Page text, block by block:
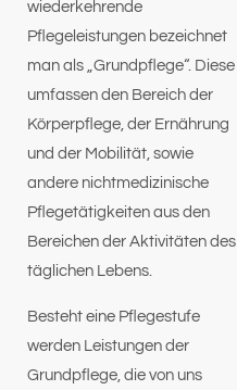
wiederkehrende
Pflegeleistungen bezeichnet
man als „Grundpflege“. Diese
umfassen den Bereich der
Körperpflege, der Ernährung
und der Mobilität, sowie
andere nichtmedizinische
Pflegetätigkeiten aus den
Bereichen der Aktivitäten des
täglichen Lebens.
Besteht eine Pflegestufe
werden Leistungen der
Grundpflege, die von uns